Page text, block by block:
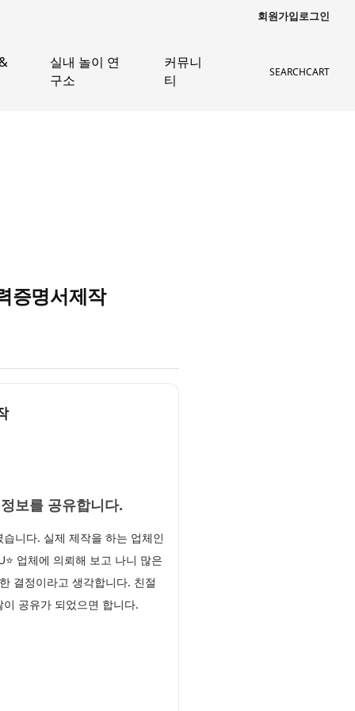
회원가입로그인
실내 놀이 연
구소
커뮤니
티
SEARCHCART
증명서제작
보를 공유합니다.
니다. 실제 제작을 하는 업체인
업체에 의뢰해 보고 나니 많은
결정이라고 생각합니다. 친절
공유가 되었으면 합니다.